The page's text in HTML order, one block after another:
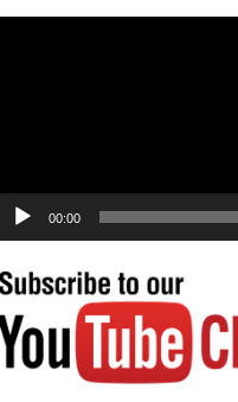
00:00